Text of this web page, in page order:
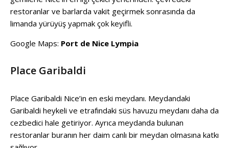
restoranlar ve barlarda vakit geçirmek sonrasında da
limanda yürüyüş yapmak çok keyifli.
Google Maps: Port de Nice Lympia
Place Garibaldi
Place Garibaldi Nice’in en eski meydanı. Meydandaki
Garibaldi heykeli ve etrafındaki süs havuzu meydanı daha da
cezbedici hale getiriyor. Ayrıca meydanda bulunan
restoranlar buranın her daim canlı bir meydan olmasına katkı